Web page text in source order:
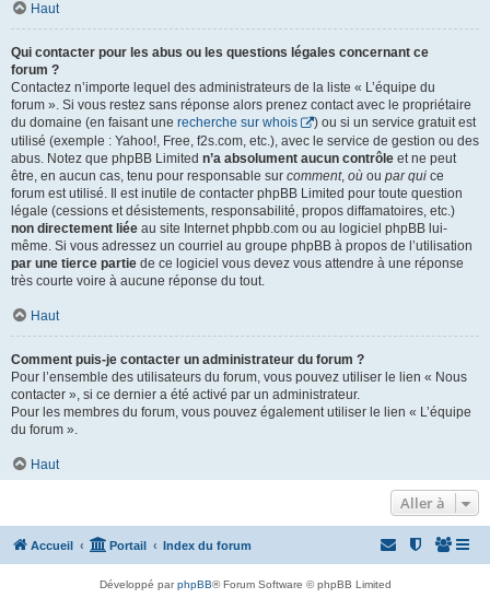
Haut
Qui contacter pour les abus ou les questions légales concernant ce
forum ?
Contactez n’importe lequel des administrateurs de la liste « L’équipe du
forum ». Si vous restez sans réponse alors prenez contact avec le propriétaire
du domaine (en faisant une recherche sur whois
) ou si un service gratuit est
utilisé (exemple : Yahoo!, Free, f2s.com, etc.), avec le service de gestion ou des
abus. Notez que phpBB Limited n’a absolument aucun contrôle et ne peut
être, en aucun cas, tenu pour responsable sur comment, où ou par qui ce
forum est utilisé. Il est inutile de contacter phpBB Limited pour toute question
légale (cessions et désistements, responsabilité, propos diffamatoires, etc.)
non directement liée au site Internet phpbb.com ou au logiciel phpBB lui-
même. Si vous adressez un courriel au groupe phpBB à propos de l’utilisation
par une tierce partie de ce logiciel vous devez vous attendre à une réponse
très courte voire à aucune réponse du tout.
Haut
Comment puis-je contacter un administrateur du forum ?
Pour l’ensemble des utilisateurs du forum, vous pouvez utiliser le lien « Nous
contacter », si ce dernier a été activé par un administrateur.
Pour les membres du forum, vous pouvez également utiliser le lien « L’équipe
du forum ».
Haut
Aller à
Accueil Portail Index du forum
Développé parphpBB® Forum Software © phpBB Limited